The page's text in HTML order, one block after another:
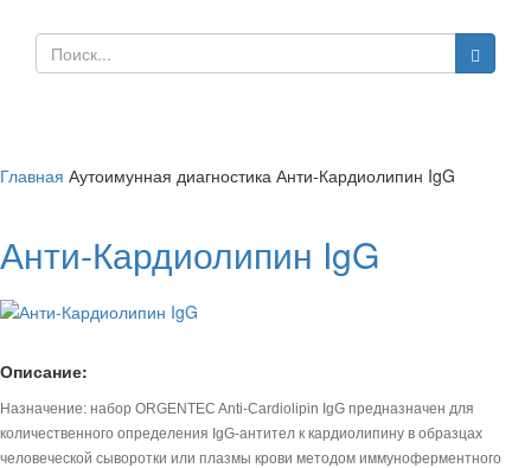
Главная Аутоимунная диагностика Анти-Кардиолипин IgG
Анти-Кардиолипин IgG
Описание:
Назначение: набор ORGENTEC Anti-Cardiolipin IgG предназначен для
количественного определения IgG-антител к кардиолипину в образцах
человеческой сыворотки или плазмы крови методом иммуноферментного